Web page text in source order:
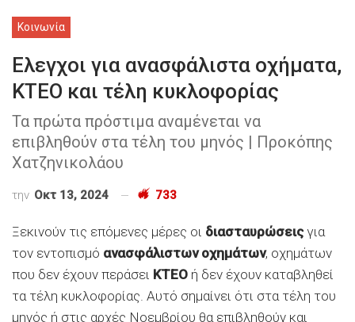
Κοινωνία
Ελεγχοι για ανασφάλιστα οχήματα,
ΚΤΕΟ και τέλη κυκλοφορίας
Τα πρώτα πρόστιμα αναμένεται να
επιβληθούν στα τέλη του μηνός | Προκόπης
Χατζηνικολάου
την Οκτ 13, 2024 733
Ξεκινούν τις επόμενες μέρες οι διασταυρώσειςγια
τον εντοπισμό ανασφάλιστων οχημάτων, οχημάτων
που δεν έχουν περάσει ΚΤΕΟ ή δεν έχουν καταβληθεί
τα τέλη κυκλοφορίας. Αυτό σημαίνει ότι στα τέλη του
μηνός ή στις αρχές Νοεμβρίου θα επιβληθούν και